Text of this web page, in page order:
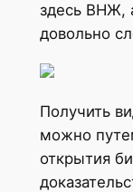
здесь ВНЖ,
довольно
Получить
можно
открытия